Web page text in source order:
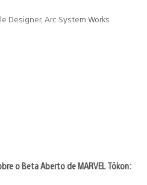
Designer, Arc System Works
o Beta Aberto de MARVEL Tōkon: